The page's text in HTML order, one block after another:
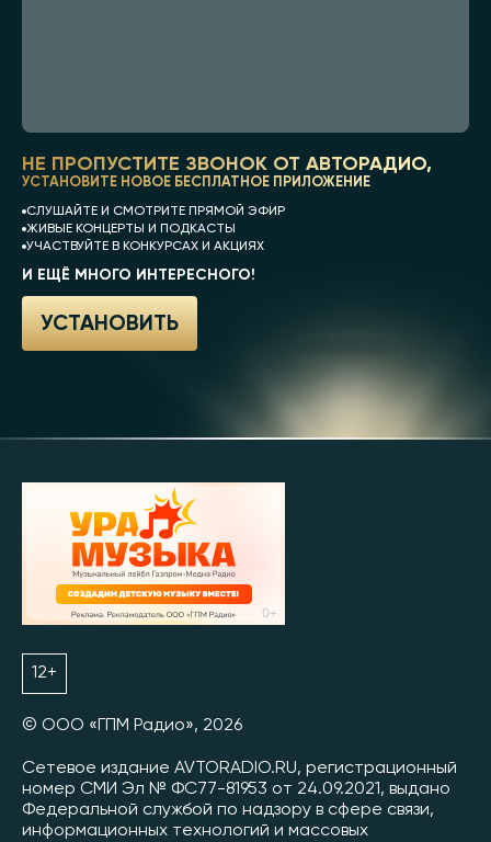
НЕ ПРОПУСТИТЕ ЗВОНОК ОТ АВТОРАДИО,
УСТАНОВИТЕ НОВОЕ БЕСПЛАТНОЕ ПРИЛОЖЕНИЕ
СЛУШАЙТЕ И СМОТРИТЕ ПРЯМОЙ ЭФИР
ЖИВЫЕ КОНЦЕРТЫ И ПОДКАСТЫ
УЧАСТВУЙТЕ В КОНКУРСАХ И АКЦИЯХ
И ЕЩЁ МНОГО ИНТЕРЕСНОГО!
УСТАНОВИТЬ
12+
© ООО «ГПМ Радио», 2026
Сетевое издание AVTORADIO.RU, регистрационный
номер СМИ Эл № ФС77-81953 от 24.09.2021, выдано
Федеральной службой по надзору в сфере связи,
информационных технологий и массовых